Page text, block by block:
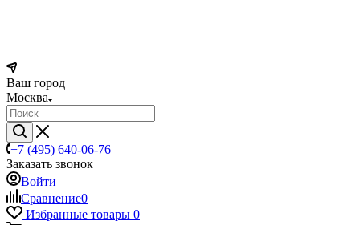
Ваш город
Москва
+7 (495) 640-06-76
Заказать звонок
Войти
Сравнение0
Избранные товары 0